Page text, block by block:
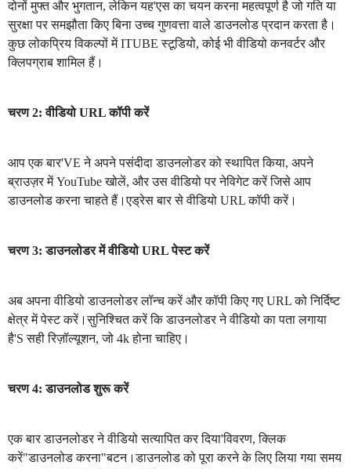
दोनों मुफ्त और भुगतान, लेकिन यह'एस का चयन करना महत्वपूर्ण है जो गति या
सुरक्षा पर समझौता किए बिना उच्च गुणवत्ता वाले डाउनलोड प्रदान करता है।
कुछ लोकप्रिय विकल्पों में ITUBE स्टूडियो, कोई भी वीडियो कनवर्टर और
क्लिपग्राब शामिल हैं।
चरण 2: वीडियो URL कॉपी करें
आप एक बार'VE ने अपने पसंदीदा डाउनलोडर को स्थापित किया, अपने
ब्राउज़र में YouTube खोलें, और उस वीडियो पर नेविगेट करें जिसे आप
डाउनलोड करना चाहते हैं।एड्रेस बार से वीडियो URL कॉपी करें।
चरण 3: डाउनलोडर में वीडियो URL पेस्ट करें
अब अपना वीडियो डाउनलोडर लॉन्च करें और कॉपी किए गए URL को निर्दिष्ट
क्षेत्र में पेस्ट करें।सुनिश्चित करें कि डाउनलोडर ने वीडियो का पता लगाया
है'S सही रिज़ॉल्यूशन, जो 4k होना चाहिए।
चरण 4: डाउनलोड शुरू करें
एक बार डाउनलोडर ने वीडियो सत्यापित कर दिया'विवरण, क्लिक
करें"डाउनलोड करना"बटन।डाउनलोड को पूरा करने के लिए लिया गया समय